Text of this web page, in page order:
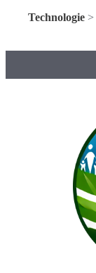
Technologie >